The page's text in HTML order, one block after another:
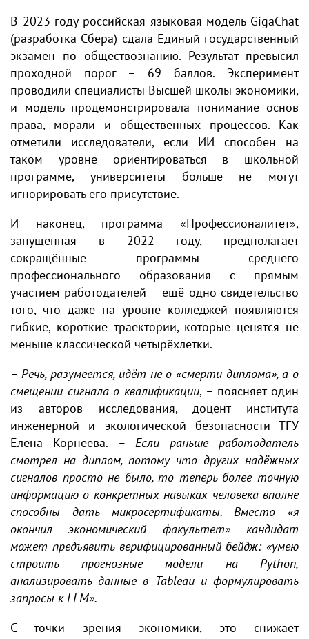
В 2023 году российская языковая модель GigaChat
(разработка Сбера) сдала Единый государственный
экзамен по обществознанию. Результат превысил
проходной порог – 69 баллов. Эксперимент
проводили специалисты Высшей школы экономики,
и модель продемонстрировала понимание основ
права, морали и общественных процессов. Как
отметили исследователи, если ИИ способен на
таком уровне ориентироваться в школьной
программе, университеты больше не могут
игнорировать его присутствие.
И наконец, программа «Профессионалитет»,
запущенная в 2022 году, предполагает
сокращённые программы среднего
профессионального образования с прямым
участием работодателей – ещё одно свидетельство
того, что даже на уровне колледжей появляются
гибкие, короткие траектории, которые ценятся не
меньше классической четырёхлетки.
– Речь, разумеется, идёт не о «смерти диплома», а о
смещении сигнала о квалификации, – поясняет один
из авторов исследования, доцент института
инженерной и экологической безопасности ТГУ
Елена Корнеева. – Если раньше работодатель
смотрел на диплом, потому что других надёжных
сигналов просто не было, то теперь более точную
информацию о конкретных навыках человека вполне
способны дать микросертификаты. Вместо «я
окончил экономический факультет» кандидат
может предъявить верифицированный бейдж: «умею
строить прогнозные модели на Python,
анализировать данные в Tableau и формулировать
запросы к LLM».
С точки зрения экономики, это снижает